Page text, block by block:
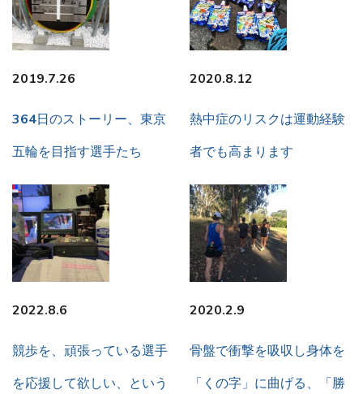
2019.7.26
364日のストーリー、東京
五輪を目指す選手たち
2020.8.12
熱中症のリスクは運動経験
者でも高まります
2022.8.6
競歩を、頑張っている選手
を応援して欲しい、という
2020.2.9
骨盤で衝撃を吸収し身体を
「くの字」に曲げる、「勝